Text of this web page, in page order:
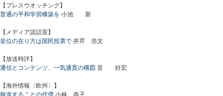
【プレスウオッチング】
普通の平和学習構築を 小池 新
【メディア談話室】
皇位の在り方は国民投票で 井芹 浩文
【放送時評】
通信とコンテンツ、一気通貫の構図 音 好宏
【海外情報〈欧州〉】
報道することの代償 小林 恭子